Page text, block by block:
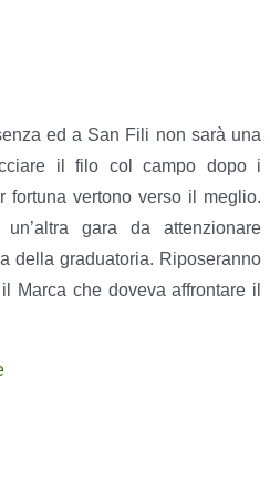
ed a San Fili non sarà una
il filo col campo dopo i
fortuna vertono verso il meglio.
gara da attenzionare
della graduatoria. Riposeranno
Marca che doveva affrontare il